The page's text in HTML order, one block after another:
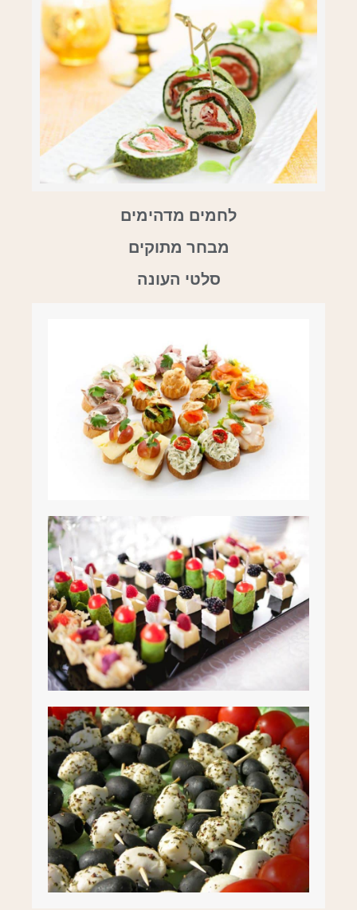
לחמים מדהימים
מבחר מתוקים
סלטי העונה